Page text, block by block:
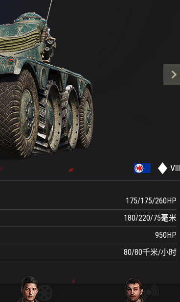
175/175/260HP
180/220/75毫米
950HP
80/80千米/小时